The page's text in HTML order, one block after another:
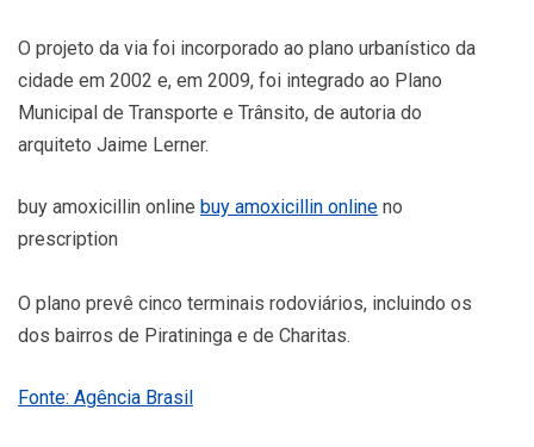
O projeto da via foi incorporado ao plano urbanístico da
cidade em 2002 e, em 2009, foi integrado ao Plano
Municipal de Transporte e Trânsito, de autoria do
arquiteto Jaime Lerner.
buy amoxicillin online buy amoxicillin online no
prescription
O plano prevê cinco terminais rodoviários, incluindo os
dos bairros de Piratininga e de Charitas.
Fonte: Agência Brasil